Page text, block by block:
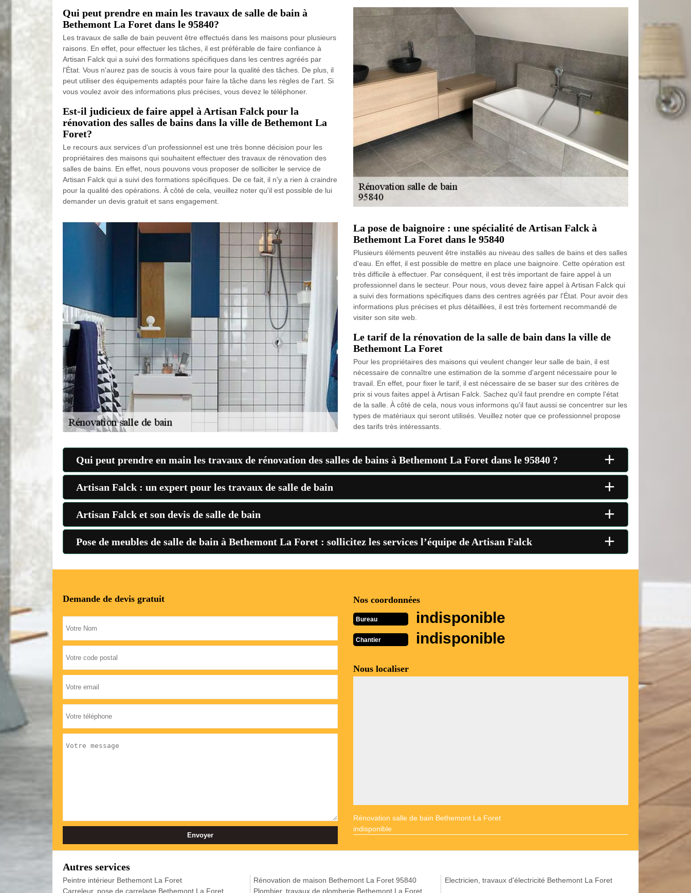
Qui peut prendre en main les travaux de salle de bain à
Bethemont La Foret dans le 95840?
Les travaux de salle de bain peuvent être effectués dans les maisons pour plusieurs
raisons. En effet, pour effectuer les tâches, il est préférable de faire confiance à
Artisan Falck qui a suivi des formations spécifiques dans les centres agréés par
l'État. Vous n'aurez pas de soucis à vous faire pour la qualité des tâches. De plus, il
peut utiliser des équipements adaptés pour faire la tâche dans les règles de l'art. Si
vous voulez avoir des informations plus précises, vous devez le téléphoner.
Est-il judicieux de faire appel à Artisan Falck pour la
rénovation des salles de bains dans la ville de Bethemont La
Foret?
Le recours aux services d'un professionnel est une très bonne décision pour les
propriétaires des maisons qui souhaitent effectuer des travaux de rénovation des
salles de bains. En effet, nous pouvons vous proposer de solliciter le service de
Artisan Falck qui a suivi des formations spécifiques. De ce fait, il n'y a rien à craindre
pour la qualité des opérations. À côté de cela, veuillez noter qu'il est possible de lui
demander un devis gratuit et sans engagement.
La pose de baignoire : une spécialité de Artisan Falck à
Bethemont La Foret dans le 95840
Plusieurs éléments peuvent être installés au niveau des salles de bains et des salles
d'eau. En effet, il est possible de mettre en place une baignoire. Cette opération est
très difficile à effectuer. Par conséquent, il est très important de faire appel à un
professionnel dans le secteur. Pour nous, vous devez faire appel à Artisan Falck qui
a suivi des formations spécifiques dans des centres agréés par l'État. Pour avoir des
informations plus précises et plus détaillées, il est très fortement recommandé de
visiter son site web.
Le tarif de la rénovation de la salle de bain dans la ville de
Bethemont La Foret
Pour les propriétaires des maisons qui veulent changer leur salle de bain, il est
nécessaire de connaître une estimation de la somme d'argent nécessaire pour le
travail. En effet, pour fixer le tarif, il est nécessaire de se baser sur des critères de
prix si vous faites appel à Artisan Falck. Sachez qu'il faut prendre en compte l'état
de la salle. À côté de cela, nous vous informons qu'il faut aussi se concentrer sur les
types de matériaux qui seront utilisés. Veuillez noter que ce professionnel propose
des tarifs très intéressants.
Qui peut prendre en main les travaux de rénovation des salles de bains à Bethemont La Foret dans le 95840 ? +
Artisan Falck : un expert pour les travaux de salle de bain +
Artisan Falck et son devis de salle de bain +
Pose de meubles de salle de bain à Bethemont La Foret : sollicitez les services l’équipe de Artisan Falck +
Demande de devis gratuit Nos coordonnées
Bureau indisponible
Chantier indisponible
Nous localiser
Rénovation salle de bain Bethemont La Foret
indisponible
Autres services
Peintre intérieur Bethemont La Foret
Carreleur, pose de carrelage Bethemont La Foret
Rénovation de maison Bethemont La Foret 95840
Plombier, travaux de plomberie Bethemont La Foret
Electricien, travaux d'électricité Bethemont La Foret